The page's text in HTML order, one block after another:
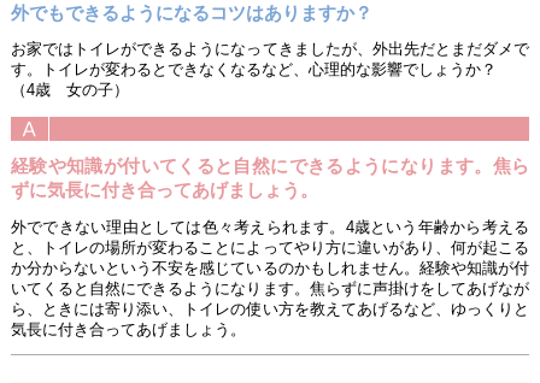
外でもできるようになるコツはありますか？
お家ではトイレができるようになってきましたが、外出先だとまだダメで
す。トイレが変わるとできなくなるなど、心理的な影響でしょうか？
（4歳 女の子）
経験や知識が付いてくると自然にできるようになります。焦ら
ずに気長に付き合ってあげましょう。
外でできない理由としては色々考えられます。4歳という年齢から考える
と、トイレの場所が変わることによってやり方に違いがあり、何が起こる
か分からないという不安を感じているのかもしれません。経験や知識が付
いてくると自然にできるようになります。焦らずに声掛けをしてあげなが
ら、ときには寄り添い、トイレの使い方を教えてあげるなど、ゆっくりと
気長に付き合ってあげましょう。